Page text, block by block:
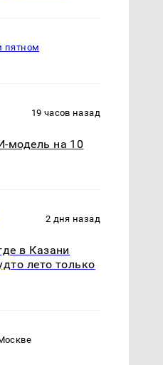
пятном
19 часов назад
модель на 10
2 дня назад
в Казани
лето только